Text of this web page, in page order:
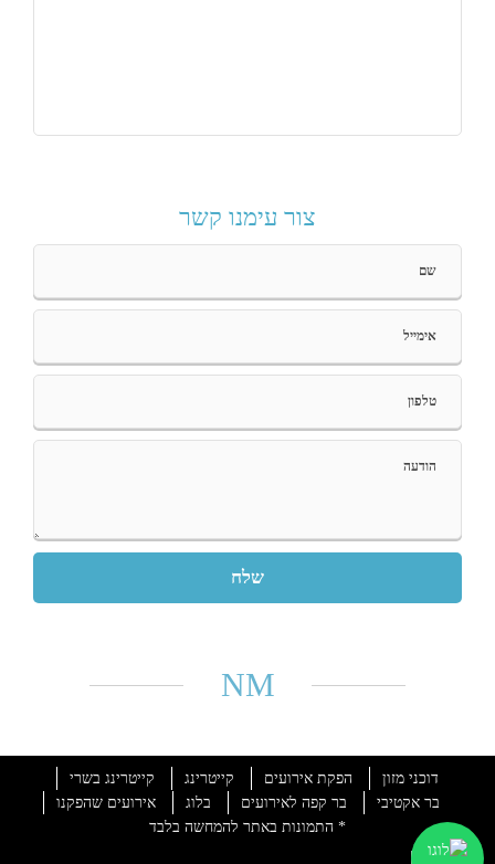
צור עימנו קשר
h
NM
דוכני מזון הפקת אירועים קייטרינג
קייטרינג בשרי
בר אקטיבי
בר קפה לאירועים בלוג
אירועים שהפקנו
* התמונות באתר להמחשה בלבד